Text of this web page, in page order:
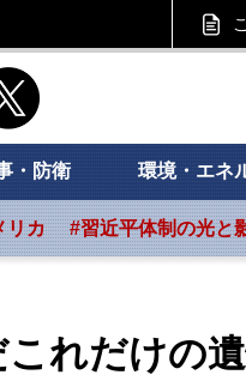
フォーサイト
・防衛 環境・エネ
リカ #習近平体制の光と
れだけの